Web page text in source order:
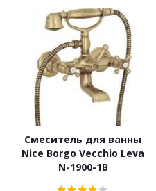
Смеситель для ванны
Nice Borgo Vecchio Leva
N-1900-1B